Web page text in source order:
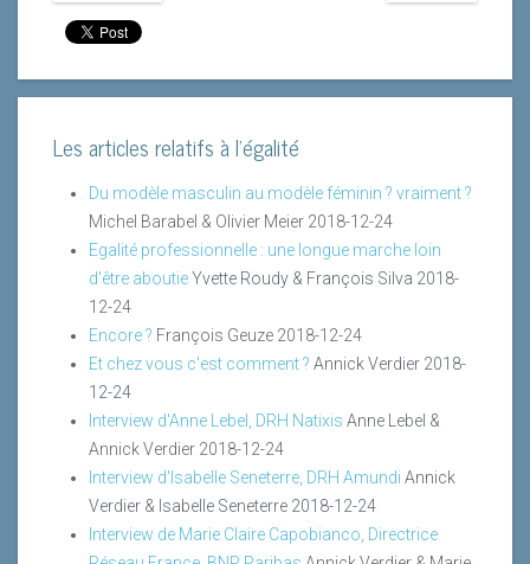
Les articles relatifs à l'égalité
Du modèle masculin au modèle féminin ? vraiment ?
Michel Barabel & Olivier Meier 2018-12-24
Egalité professionnelle : une longue marche loin
d'être aboutieYvette Roudy & François Silva 2018-
12-24
Encore ? François Geuze 2018-12-24
Et chez vous c'est comment ? Annick Verdier 2018-
12-24
Interview d'Anne Lebel, DRH Natixis Anne Lebel &
Annick Verdier 2018-12-24
Interview d'Isabelle Seneterre, DRH Amundi Annick
Verdier & Isabelle Seneterre 2018-12-24
Interview de Marie Claire Capobianco, Directrice